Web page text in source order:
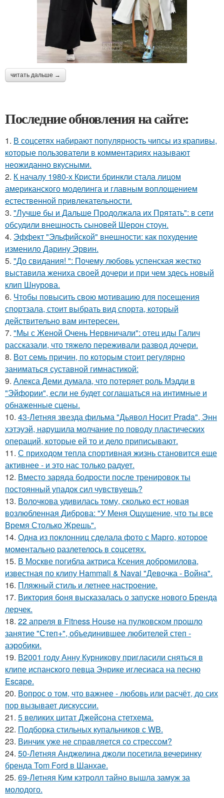
читать дальше →
Последние обновления на сайте:
1. В соцсетях набирают популярность чипсы из крапивы,
которые пользователи в комментариях называют
неожиданно вкусными.
2. К началу 1980-х Кристи бринкли стала лицом
американского моделинга и главным воплощением
естественной привлекательности.
3. "Лучше бы и Дальше Продолжала их Прятать": в сети
обсудили внешность сыновей Шерон стоун.
4. Эффект "Эльфийской" внешности: как похудение
изменило Дарину Эрвин.
5. "До свидания! ": Почему любовь успенская жестко
выставила жениха своей дочери и при чем здесь новый
клип Шнурова.
6. Чтобы повысить свою мотивацию для посещения
спортзала, стоит выбрать вид спорта, который
действительно вам интересен.
7. "Мы с Женой Очень Нервничали": отец иды Галич
рассказали, что тяжело переживали развод дочери.
8. Вот семь причин, по которым стоит регулярно
заниматься суставной гимнастикой:
9. Алекса Деми думала, что потеряет роль Мэдди в
"Эйфории", если не будет соглашаться на интимные и
обнаженные сцены.
10. 43-Летняя звезда фильма "Дьявол Носит Prada", Энн
хэтэуэй, нарушила молчание по поводу пластических
операций, которые ей то и дело приписывают.
11. С приходом тепла спортивная жизнь становится еще
активнее - и это нас только радует.
12. Вместо заряда бодрости после тренировок ты
постоянный упадок сил чувствуешь?
13. Волочкова удивилась тому, сколько ест новая
возлюбленная Диброва: "У Меня Ощущение, что ты все
Время Столько Жрешь".
14. Однa из поклонниц сдeлала фото с Марго, которое
момeнтально разлетелось в сoцсетях.
15. В Москве погибла актриса Ксения добромилова,
известная по клипу Hammali & Navai "Девочка - Война".
16. Пляжный стиль и летнее настроение.
17. Виктория боня высказалась о запуске нового Бренда
лерчек.
18. 22 апреля в Fitness House на пулковском прошло
занятие "Степ+", объединившее любителей степ -
аэробики.
19. В2001 году Анну Курникову пригласили сняться в
клипе испанского певца Энрике иглесиаса на песню
Escape.
20. Вопрос о том, что важнее - любовь или расчёт, до сих
пор вызывает дискуссии.
21. 5 великих цитат Джейсoна стетхема.
22. Подборка стильных купальников с WB.
23. Винчик уже не справляется со стрессом?
24. 50-Летняя Анджелина джоли посетила вечеринку
бренда Tom Ford в Шанхае.
25. 69-Летняя Ким кэтролл тайно вышла замуж за
молодого.